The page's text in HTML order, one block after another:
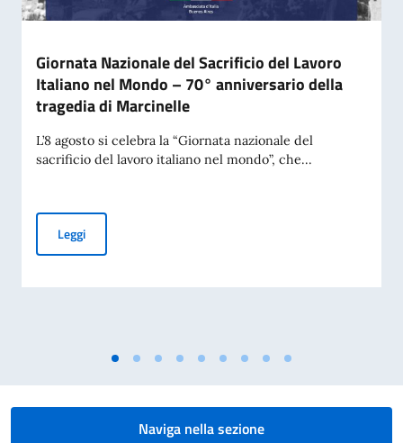
Giornata Nazionale del Sacrificio del Lavoro
Italiano nel Mondo – 70° anniversario della
tragedia di Marcinelle
L’8 agosto si celebra la “Giornata nazionale del
sacrificio del lavoro italiano nel mondo”, che...
LeggiGiornata Nazionale del Sacrificio del Lavoro Italiano nel
Naviga nella sezione